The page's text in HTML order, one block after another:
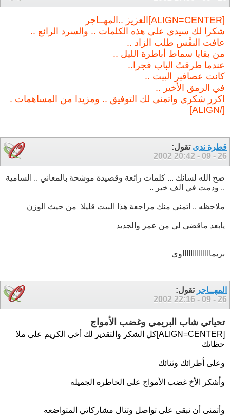
[ALIGN=CENTER]العزيز ..المهــاجر
شكرا لك سيدي على هذه الكلمات .. والسرد الرائع ..
عافت النفْس طلب الزاد ..
من بقايا سماط أباطرة الليل ..
عندما طرقتُ الباب فجرا..
كانت عصافير البيت ..
في الرمق الأخير ..
اكرر شكري واتمنى لك التوفيق .. ومزيدا من المساهمات .
[/ALIGN]
قطرة ندى تقول:
26 - 09 - 2002
20:42
صح الله لسانك ... كلمات رائعة وقصيدة موشحة بالمعاني .. السامية
.. ودمت في الف خير ..
ملاحظه .. اتمنى منك مراجعة هذا البيت قليلا من حيث الوزن
يابعد ماقضى لي من عمر والجديد
بريمااااااااااااااوي
المهــاجر تقول:
26 - 09 - 2002
22:16
تحياتي شاب البريمي وغضب الأمواج
[ALIGN=CENTER]كل الشكر والتقدير لك أخي الكريم على ملا
حظاتك
وعلى أطرائك وثنائك
وأشكر الأخ غضب الأمواج على الخاطره الجميله
وأتمنى أن نبقى على تواصل وتنال مشاركاتي المتواضعه